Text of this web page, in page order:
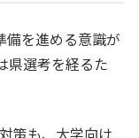
備を進める意識が
県選考を経るた
策も、大学向け